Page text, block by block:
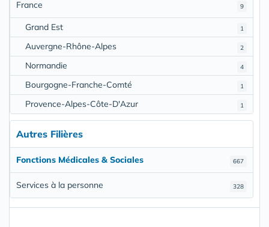
9
France
1
Grand Est
2
Auvergne-Rhône-Alpes
4
Normandie
1
Bourgogne-Franche-Comté
1
Provence-Alpes-Côte-D'Azur
Autres Filières
667
Fonctions Médicales & Sociales
328
Services à la personne